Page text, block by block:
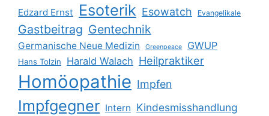
Edzard Ernst Esoterik Esowatch Evangelikale
Gastbeitrag Gentechnik
Germanische Neue Medizin Greenpeace GWUP
Hans Tolzin Harald Walach Heilpraktiker
Homöopathie Impfen
Impfgegner Intern Kindesmisshandlung